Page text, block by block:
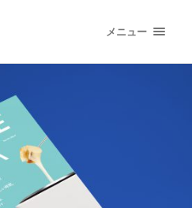
メニュー